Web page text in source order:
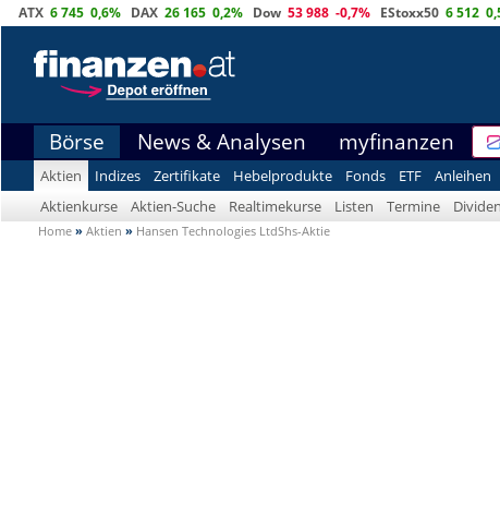
ATX 6 745 0,6% DAX 26 165 0,2% Dow 53 988 -0,7% EStoxx50 6 512
Börse News & Analysen myfinanzen
Aktien Indizes Zertifikate Hebelprodukte Fonds ETF Anleihen
Aktienkurse
Aktien-Suche Realtimekurse Listen Termine
Home » Aktien » Hansen Technologies LtdShs-Aktie